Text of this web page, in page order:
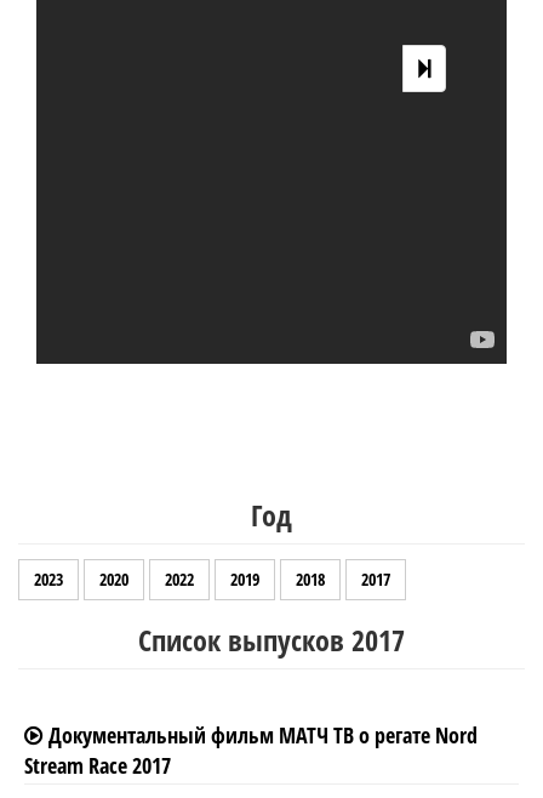
Год
2023 2020 2022 2019 2018 2017
Список выпусков 2017
Документальный фильм МАТЧ ТВ о регате Nord
Stream Race 2017